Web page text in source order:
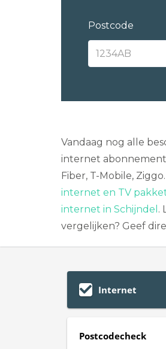
Postcode
Vandaag nog alle
internet abonnement
Fiber, T-Mobile,
internet en TV
internet in Schijndel .
vergelijken? Geef
Internet
Postcodecheck